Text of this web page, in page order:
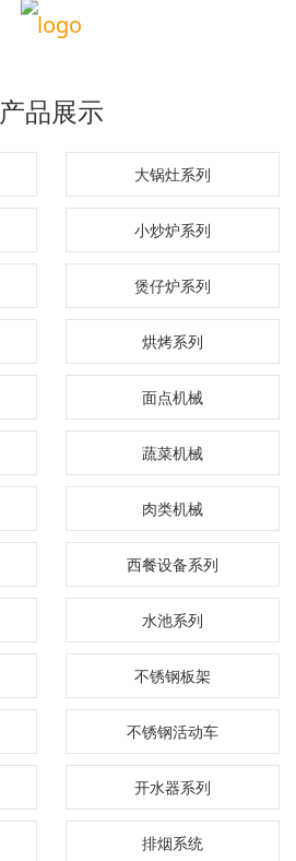
产品展示
大锅灶系列
小炒炉系列
煲仔炉系列
烘烤系列
面点机械
蔬菜机械
肉类机械
西餐设备系列
水池系列
不锈钢板架
不锈钢活动车
开水器系列
排烟系统